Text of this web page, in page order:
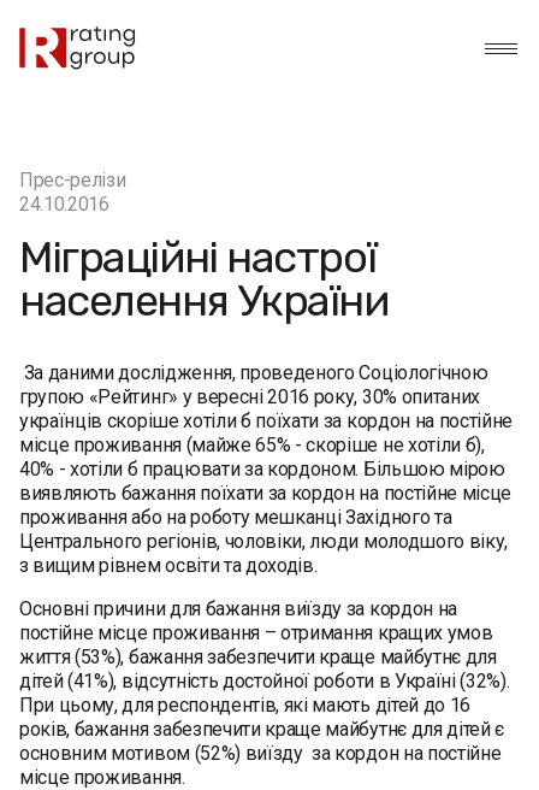
Прес-релізи
24.10.2016
Міграційні настрої
населення України
За даними дослідження, проведеного Соціологічною
групою «Рейтинг» у вересні 2016 року, 30% опитаних
українців скоріше хотіли б поїхати за кордон на постійне
місце проживання (майже 65% - скоріше не хотіли б),
40% - хотіли б працювати за кордоном. Більшою мірою
виявляють бажання поїхати за кордон на постійне місце
проживання або на роботу мешканці Західного та
Центрального регіонів, чоловіки, люди молодшого віку,
з вищим рівнем освіти та доходів.
Основні причини для бажання виїзду за кордон на
постійне місце проживання – отримання кращих умов
життя (53%), бажання забезпечити краще майбутнє для
дітей (41%), відсутність достойної роботи в Україні (32%).
При цьому, для респондентів, які мають дітей до 16
років, бажання забезпечити краще майбутнє для дітей є
основним мотивом (52%) виїзду за кордон на постійне
місце проживання.